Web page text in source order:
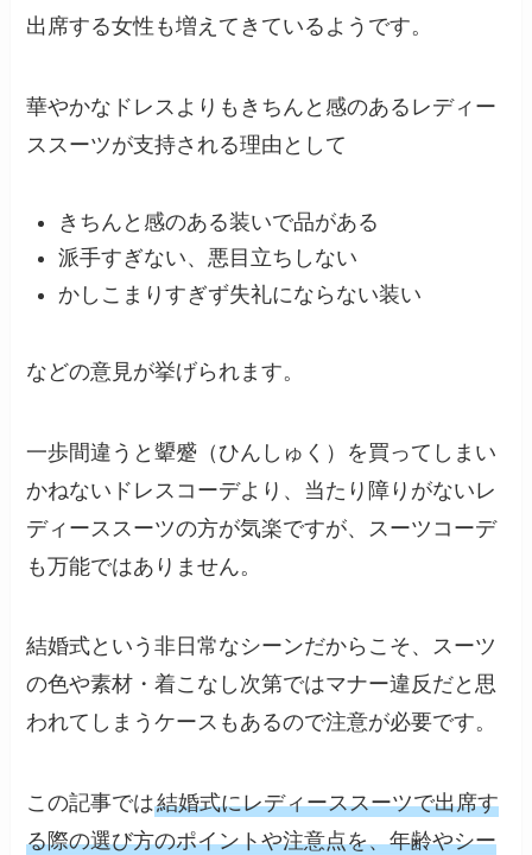
出席する女性も増えてきているようです。
華やかなドレスよりもきちんと感のあるレディー
ススーツが支持される理由として
きちんと感のある装いで品がある
派手すぎない、悪目立ちしない
かしこまりすぎず失礼にならない装い
などの意見が挙げられます。
一歩間違うと顰蹙（ひんしゅく）を買ってしまい
かねないドレスコーデより、当たり障りがないレ
ディーススーツの方が気楽ですが、スーツコーデ
も万能ではありません。
結婚式という非日常なシーンだからこそ、スーツ
の色や素材・着こなし次第ではマナー違反だと思
われてしまうケースもあるので注意が必要です。
この記事では結婚式にレディーススーツで出席す
る際の選び方のポイントや注意点を、年齢やシー